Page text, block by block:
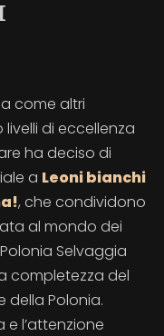
come altri
di eccellenza
ha deciso di
a Leoni bianchi
, che condividono
al mondo dei
Selvaggia
completezza del
Polonia.
l’attenzione